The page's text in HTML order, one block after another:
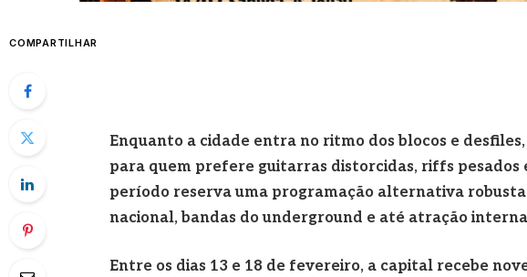
COMPARTILHAR
Enquanto a cidade entra no ritmo dos blocos e
para quem prefere guitarras distorcidas, riffs pesados
período reserva uma programação alternativa
nacional, bandas do underground e até atração
Entre os dias 13 e 18 de fevereiro, a capital recebe